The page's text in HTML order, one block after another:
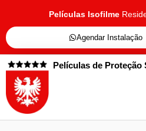
Películas Isofilme
Agendar Instalação
Películas de Proteção